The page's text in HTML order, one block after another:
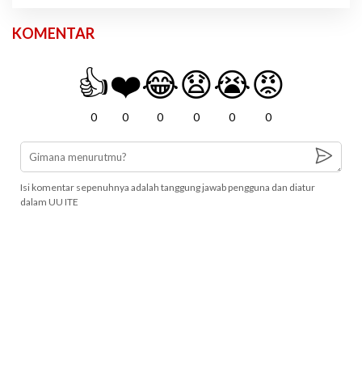
KOMENTAR
👍
0
❤️
0
😂
0
😧
0
😭
0
😡
0
Isi komentar sepenuhnya adalah tanggung jawab pengguna dan diatur
dalam UU ITE